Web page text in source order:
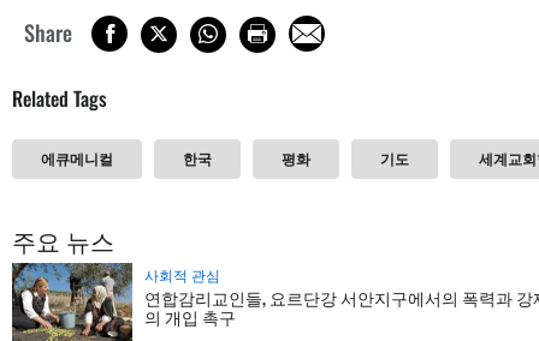
Share
Related Tags
에큐메니컬 한국 평화 기도 세계교
주요 뉴스
사회적 관심
연합감리교인들, 요르단강 서안지구에서의 폭력과
의 개입 촉구